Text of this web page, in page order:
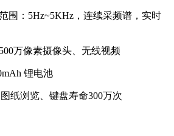
围：5Hz~5KHz，连续采频谱，实时
万像素摄像头、无线视频
锂电池
纸浏览、键盘寿命300万次